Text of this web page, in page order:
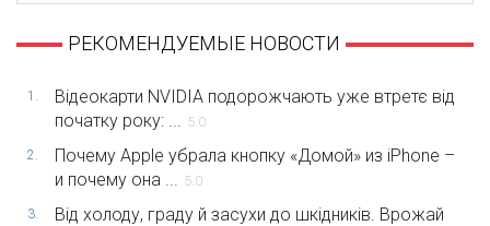
РЕКОМЕНДУЕМЫЕ НОВОСТИ
1.
Відеокарти NVIDIA подорожчають уже втретє від
початку року: ...
5.0
2.
Почему Apple убрала кнопку «Домой» из iPhone –
и почему она ...
5.0
3.
Від холоду, граду й засухи до шкідників. Врожай